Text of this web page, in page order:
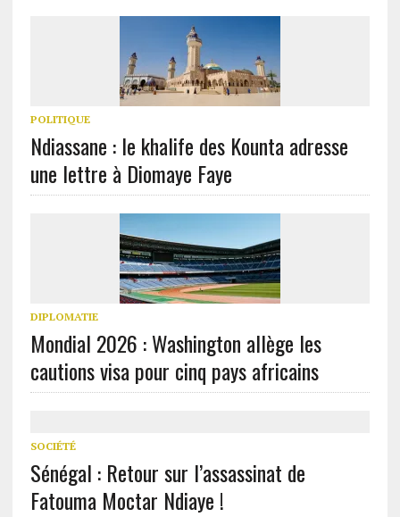
POLITIQUE
Ndiassane : le khalife des Kounta adresse
une lettre à Diomaye Faye
DIPLOMATIE
Mondial 2026 : Washington allège les
cautions visa pour cinq pays africains
SOCIÉTÉ
Sénégal : Retour sur l’assassinat de
Fatouma Moctar Ndiaye !